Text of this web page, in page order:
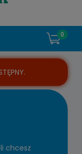
chcesz